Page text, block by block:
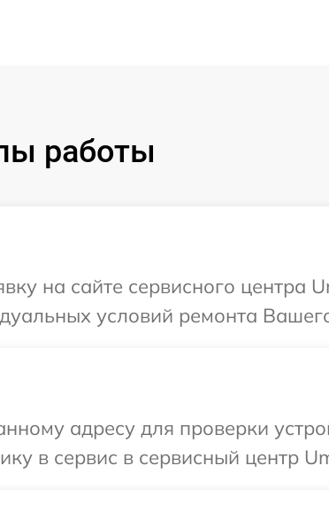
работы
на сайте сервисного центра
условий ремонта
адресу для проверки
в сервис в сервисный центр